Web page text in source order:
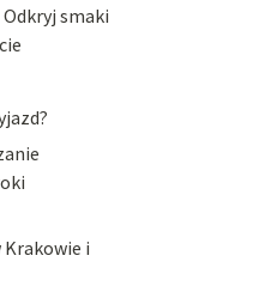
smaki
i